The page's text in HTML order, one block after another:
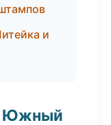
и
Южный